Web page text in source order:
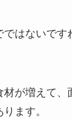
はないです
材が増えて、
ます。